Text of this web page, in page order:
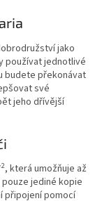
jako
používat jednotlivé
budete překonávat
své
jeho dřívější
2, která umožňuje až
jediné kopie
připojení pomocí